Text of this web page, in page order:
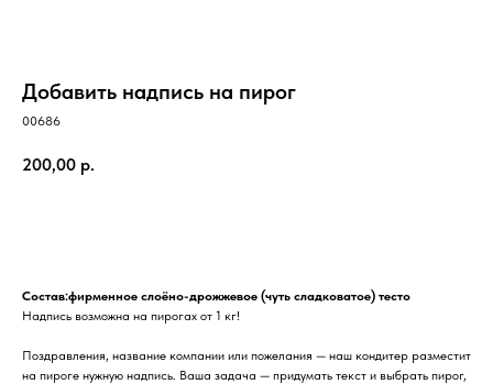
Добавить надпись на пирог
00686
200,00 р.
Состав:фирменное слоёно-дрожжевое (чуть сладковатое) тесто
Надпись возможна на пирогах от 1 кг!
Поздравления, название компании или пожелания — наш кондитер разместит
на пироге нужную надпись. Ваша задача — придумать текст и выбрать пирог,